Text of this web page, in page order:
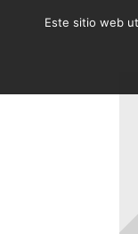
Este sitio web